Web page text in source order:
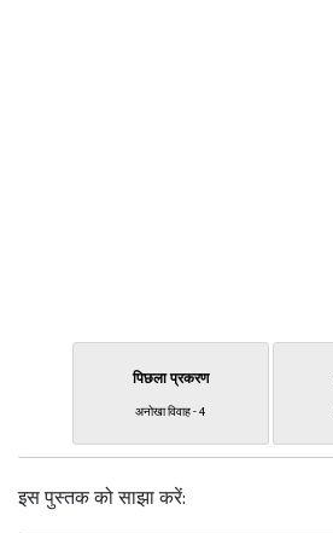
पिछला प्रकरण
अनोखा विवाह - 4
इस पुस्तक को साझा करें: